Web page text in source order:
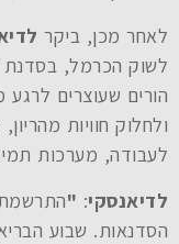
לאחר מכן, ביקר
לשוק הכרמל,
הורים שעוצרים
ולחלוק חוויות
לעבודה, מערכות
לדיאנסקי:
"
הסדנאות. שבוע